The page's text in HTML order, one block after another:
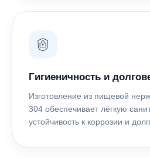
Гигиеничность и
Изготовление из пищевой
304 обеспечивает лёгкую
устойчивость к коррозии и